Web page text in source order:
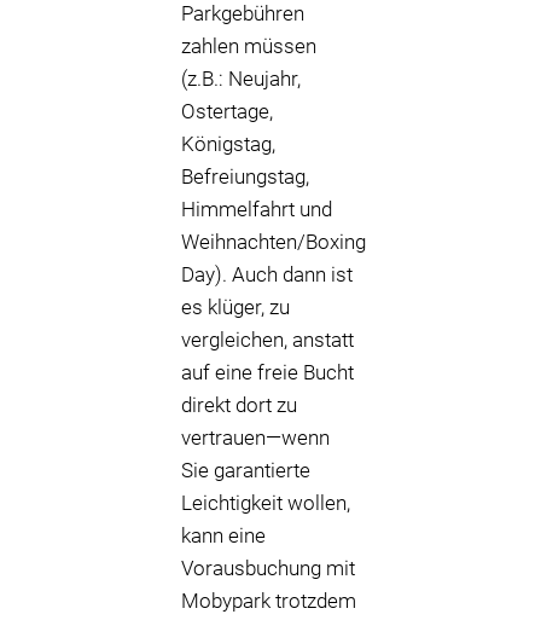
Parkgebühren
zahlen müssen
(z.B.: Neujahr,
Ostertage,
Königstag,
Befreiungstag,
Himmelfahrt und
Weihnachten/Boxing
Day). Auch dann ist
es klüger, zu
vergleichen, anstatt
auf eine freie Bucht
direkt dort zu
vertrauen—wenn
Sie garantierte
Leichtigkeit wollen,
kann eine
Vorausbuchung mit
Mobypark trotzdem